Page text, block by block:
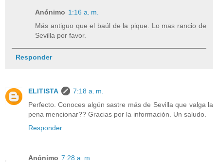
Anónimo 1:16 a. m.
Más antiguo que el baúl de la pique. Lo mas rancio de
Sevilla por favor.
Responder
ELITISTA
7:18 a. m.
Perfecto. Conoces algún sastre más de Sevilla que valga la
pena mencionar?? Gracias por la información. Un saludo.
Responder
Anónimo 7:28 a. m.